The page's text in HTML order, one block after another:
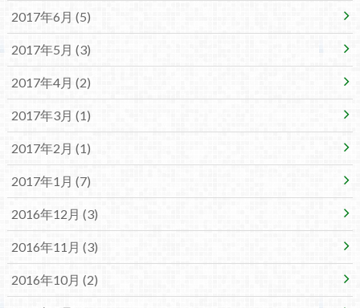
2017年6月 (5)
2017年5月 (3)
2017年4月 (2)
2017年3月 (1)
2017年2月 (1)
2017年1月 (7)
2016年12月 (3)
2016年11月 (3)
2016年10月 (2)